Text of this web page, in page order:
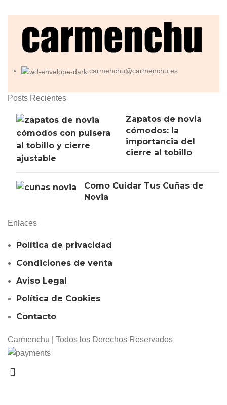
carmenchu@carmenchu.es
Posts Recientes
Zapatos de novia
cómodos: la
importancia del
cierre al tobillo
Como Cuidar Tus Cuñas de
Novia
Enlaces
Política de privacidad
Condiciones de venta
Aviso Legal
Política de Cookies
Contacto
Carmenchu | Todos los Derechos Reservados